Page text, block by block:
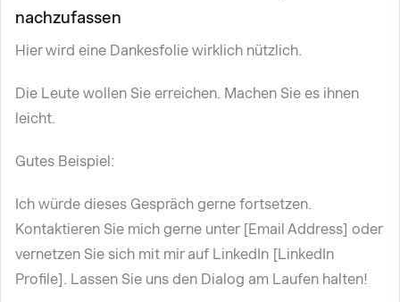
nachzufassen
Hier wird eine Dankesfolie wirklich nützlich.
Die Leute wollen Sie erreichen. Machen Sie es ihnen
leicht.
Gutes Beispiel:
Ich würde dieses Gespräch gerne fortsetzen.
Kontaktieren Sie mich gerne unter [Email Address] oder
vernetzen Sie sich mit mir auf LinkedIn [LinkedIn
Profile]. Lassen Sie uns den Dialog am Laufen halten!